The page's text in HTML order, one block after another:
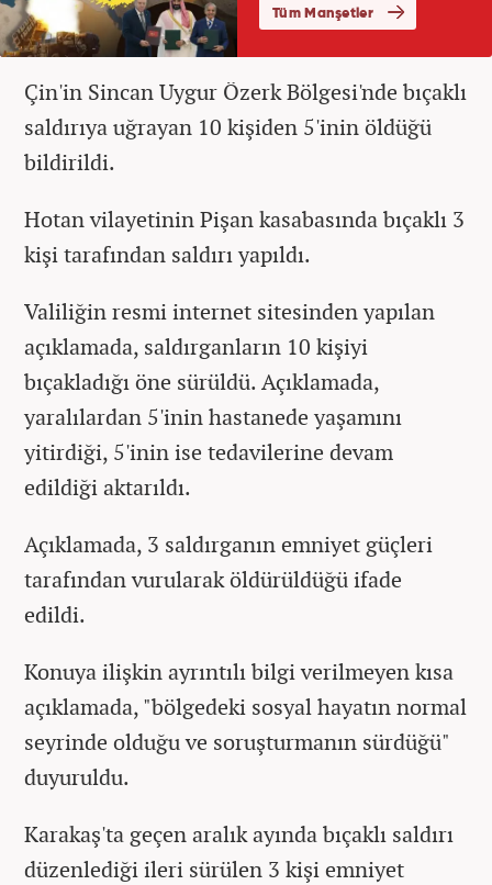
Çin'in Sincan Uygur Özerk Bölgesi'nde bıçaklı
saldırıya uğrayan 10 kişiden 5'inin öldüğü
bildirildi.
Hotan vilayetinin Pişan kasabasında bıçaklı 3
kişi tarafından saldırı yapıldı.
Valiliğin resmi internet sitesinden yapılan
açıklamada, saldırganların 10 kişiyi
bıçakladığı öne sürüldü. Açıklamada,
yaralılardan 5'inin hastanede yaşamını
yitirdiği, 5'inin ise tedavilerine devam
edildiği aktarıldı.
Açıklamada, 3 saldırganın emniyet güçleri
tarafından vurularak öldürüldüğü ifade
edildi.
Konuya ilişkin ayrıntılı bilgi verilmeyen kısa
açıklamada, "bölgedeki sosyal hayatın normal
seyrinde olduğu ve soruşturmanın sürdüğü"
duyuruldu.
Karakaş'ta geçen aralık ayında bıçaklı saldırı
düzenlediği ileri sürülen 3 kişi emniyet